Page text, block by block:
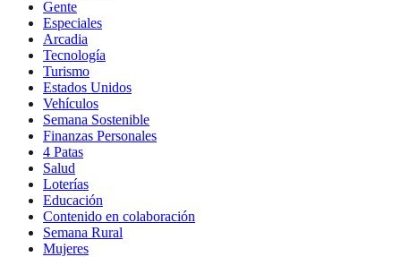
Gente
Especiales
Arcadia
Tecnología
Turismo
Estados Unidos
Vehículos
Semana Sostenible
Finanzas Personales
4 Patas
Salud
Loterías
Educación
Contenido en colaboración
Semana Rural
Mujeres